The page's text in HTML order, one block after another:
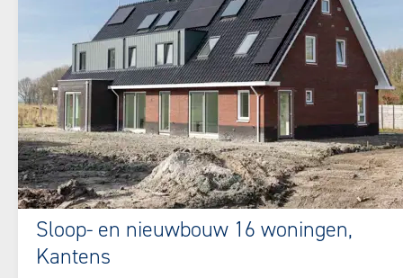
Sloop- en nieuwbouw 16 woningen,
Kantens